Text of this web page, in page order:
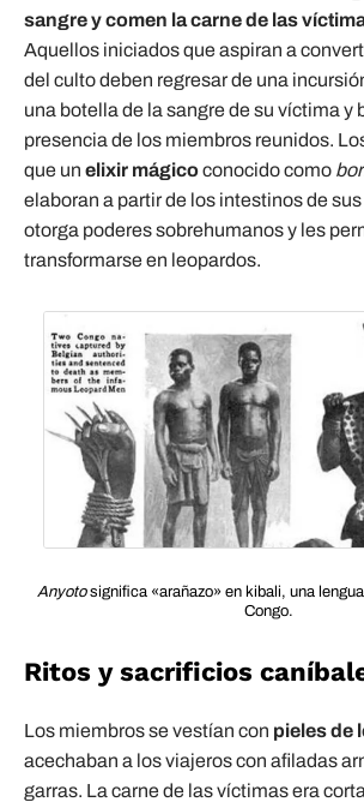
sangre y comen la carne de las
Aquellos iniciados que aspiran a
del culto deben regresar de una
una botella de la sangre de su víctima y
presencia de los miembros reunidos.
que un elixir mágicoconocido como
elaboran a partir de los intestinos de
otorga poderes sobrehumanos y les
transformarse en leopardos.
Anyotosignifica «arañazo» en kibali, una
Congo.
Ritos y sacrificios
Los miembros se vestían con pieles de
acechaban a los viajeros con afiladas
garras. La carne de las víctimas era